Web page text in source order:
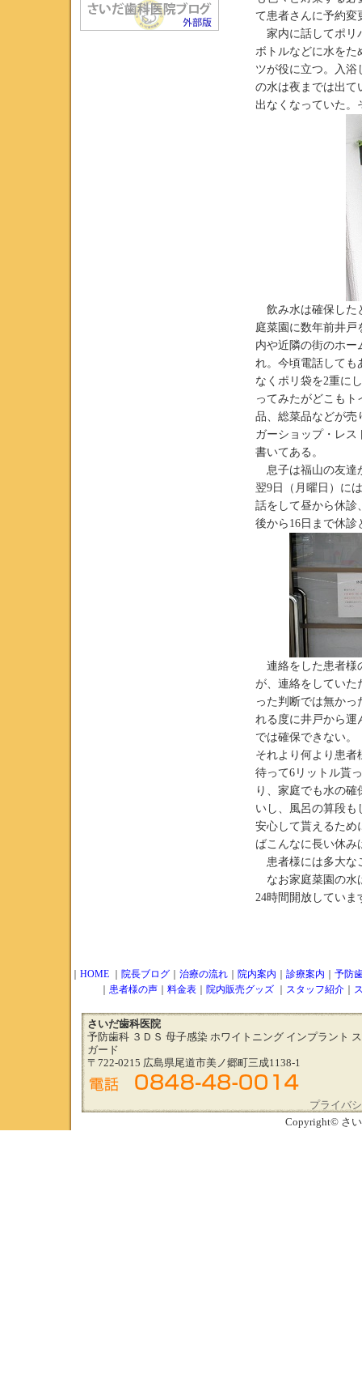
て患者さんに予約変
家内に話してポリ
ボトルなどに水をた
ツが役に立つ。入浴
の水は夜までは出て
出なくなっていた。
飲み水は確保した
庭菜園に数年前井戸
内や近隣の街のホー
れ。今頃電話しても
なくポリ袋を2重に
ってみたがどこも
品、総菜品などが売
ガーショップ・レス
書いてある。
息子は福山の友達
翌9日（月曜日）に
話をして昼から休診
後から16日まで休診
連絡をした患者様
が、連絡をしていた
った判断では無か
れる度に井戸から運
では確保できない。
それより何より患者
待って6リットル貰
り、家庭でも水の
いし、風呂の算段も
安心して貰えるため
ばこんなに長い休み
患者様には多大な
なお家庭菜園の水
24時間開放してい
HOME｜ 院長ブログ｜ 治療の流れ｜ 院内案内 診療案内
予防
患者様の声｜ 料金表｜ 院内販売グッズ スタッフ紹介｜
さいだ歯科医院
予防歯科 ３ＤＳ 母子感染 ホワイトニング インプラント
ガード
〒722-0215 広島県尾道市美ノ郷町三成1138-1
プライバ
Copyright© さ